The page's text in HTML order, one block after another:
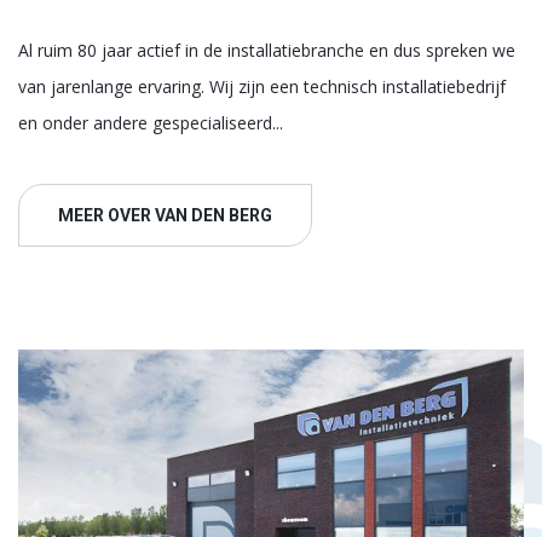
Al ruim 80 jaar actief in de installatiebranche en dus spreken we
van jarenlange ervaring. Wij zijn een technisch installatiebedrijf
en onder andere gespecialiseerd...
MEER OVER VAN DEN BERG